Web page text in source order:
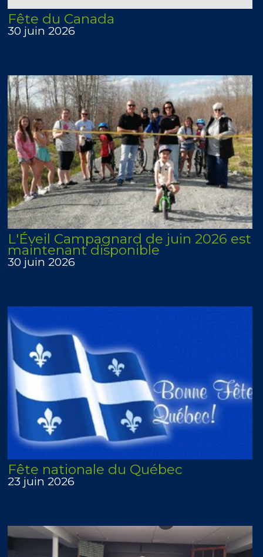
Fête du Canada
30 juin 2026
L'Éveil Campagnard de juin 2026 est
maintenant disponible
30 juin 2026
Fête nationale du Québec
23 juin 2026